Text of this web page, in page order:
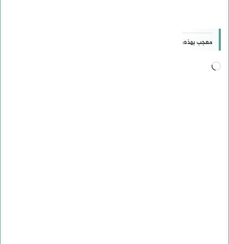
معجب بهذه:
جاري